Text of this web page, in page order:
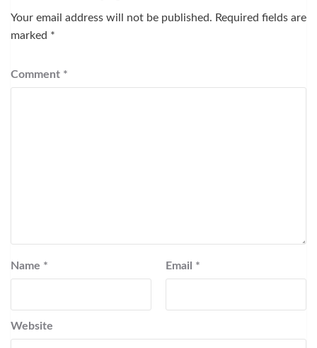
Your email address will not be published. Required fields are
marked *
Comment *
Name * Email *
Website